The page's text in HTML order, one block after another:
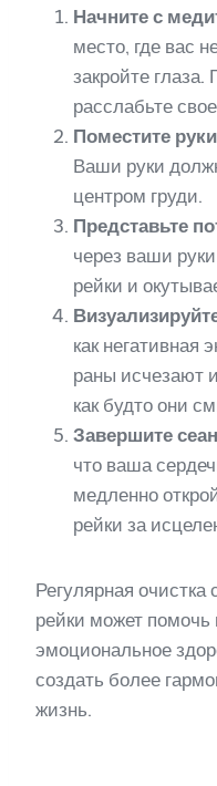
Начните с
место, где вас
закройте
расслабьте
Поместите
Ваши руки
центром груди.
Представьте
через ваши
рейки и
как негативная
раны исчезают
как будто они
Завершите
что ваша
медленно
рейки за
Регулярная
рейки может
эмоциональное
создать более
жизнь.